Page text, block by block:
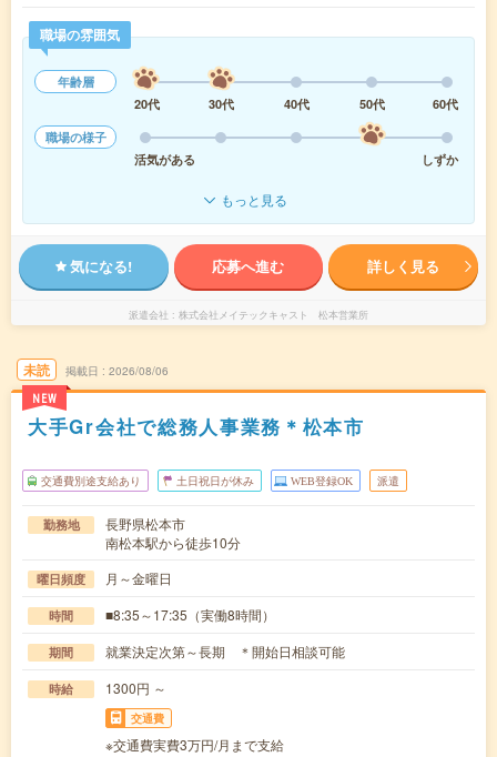
職場の雰囲気
年齢層
20代
30代 40代 50代
60代
職場の様子
活気がある
しずか
もっと見る
気になる! 応募へ進む 詳しく見る
派遣会社 株式会社メイテックキャスト 松本営業所
未読
NEW
掲載日 2026/08/06
大手Gr会社で総務人事業務＊松本市
交通費別途支給あり 土日祝日が休み WEB登録OK 派遣
勤務地
長野県松本市
南松本駅から徒歩10分
曜日頻度 月～金曜日
時間 ■8:35～17:35（実働8時間）
期間 就業決定次第～長期 ＊開始日相談可能
時給 1300円 ～
交通費
※交通費実費3万円/月まで支給